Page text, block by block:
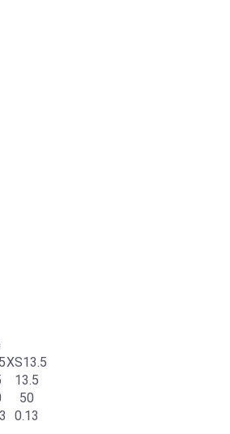
XS13.5
13.5
50
0.13